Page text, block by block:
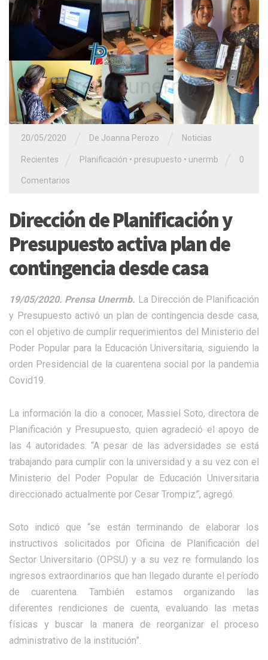
20/05/2020 De Joanna Perozo Noticias
Recientes Planificación • presupuesto • unermb 0
Comentarios
Dirección de Planificación y
Presupuesto activa plan de
contingencia desde casa
19/05/2020. Prensa Unermb. La Dirección de Planificación
y Presupuesto activó un plan de contingencia desde casa,
con el objetivo de cumplir requerimientos del Ministerio del
Poder Popular para la Educación Universitaria, siguiendo la
orden Presidencial de la cuarentena social por la pandemia
Covid19.
La información la dio a conocer, Massiel Soto, directora de
Planificación y Presupuesto, quien agradeció el apoyo de
las 4 autoridades. “A pesar de las adversidades se está
trabajando para cumplir con la universidad y a su vez con el
Ministerio del Poder Popular de Educación Universitaria
direccionado actualmente por Cesar Trompiz”, agregó.
Soto indicó que “se están terminando de elaborar los
instructivos solicitados por Oficina de Planificación del
Sector Universitario (OPSU) y a su vez re formulando los
ingresos extraordinarios que han llegado durante el período
de cuarentena. También estamos organizando las
diferentes rendiciones de cuenta, evaluando las metas
físicas y buscar la manera de reorganizar el proceso
administrativo de la institución”.